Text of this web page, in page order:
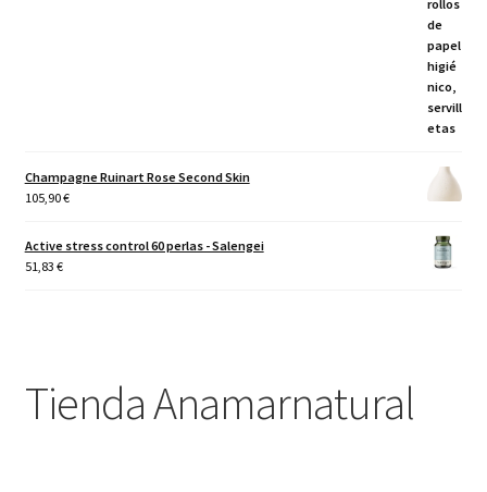
Champagne Ruinart Rose Second Skin
105,90€
Active stress control 60 perlas - Salengei
51,83 €
Tienda Anamarnatural